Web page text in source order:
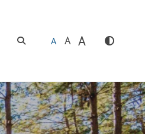
SUCHENA A A